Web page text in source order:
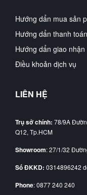
Hướng dẩn mua sản
Hướng dẩn thanh toán
Hướng dẩn giao nhận
Điều khoản dịch vụ
LIÊN HỆ
Trụ sở chính: 78/9A
Q12, Tp.HCM
Showroom: 27/1/32
Số ĐKKD: 0314896242
Phone: 0877 240 240